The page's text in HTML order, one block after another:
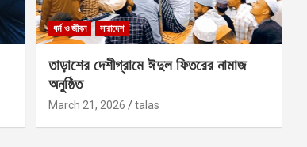
ধর্ম ও জীবন সারাদেশ
তাড়াশের দেশীগ্রামে ঈদুল ফিতরের নামাজ
অনুষ্ঠিত
March 21, 2026 talas